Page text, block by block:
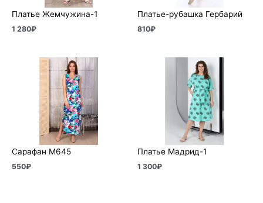
Платье Жемчужина-1
1 280₽
Платье-рубашка Гербарий
810₽
Сарафан М645
550₽
Платье Мадрид-1
1 300₽